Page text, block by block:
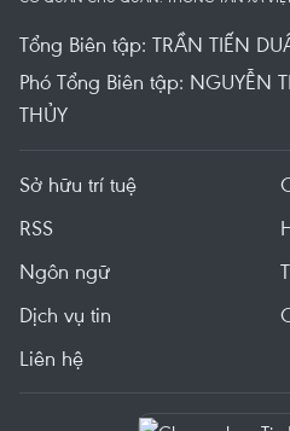
Tổng Biên tập: TRẦN TIẾN
Phó Tổng Biên tập: NGUYỄN
THỦY
Sở hữu trí tuệ
RSS
Ngôn ngữ
Dịch vụ tin
Liên hệ